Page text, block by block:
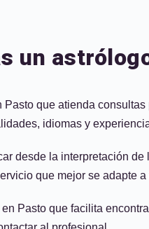
un
Pasto que atienda
idiomas y
desde la interpretación
que mejor se adapte
Pasto que facilita